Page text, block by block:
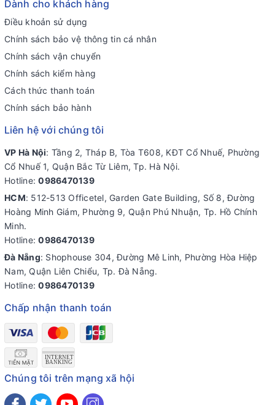
Dành cho khách hàng
Điều khoản sử dụng
Chính sách bảo vệ thông tin cá nhân
Chính sách vận chuyển
Chính sách kiểm hàng
Cách thức thanh toán
Chính sách bảo hành
Liên hệ với chúng tôi
VP Hà Nội: Tầng 2, Tháp B, Tòa T608, KĐT Cổ Nhuế, Phường
Cổ Nhuế 1, Quận Bắc Từ Liêm, Tp. Hà Nội.
Hotline:0986470139
HCM: 512-513 Officetel, Garden Gate Building, Số 8, Đường
Hoàng Minh Giám, Phường 9, Quận Phú Nhuận, Tp. Hồ Chính
Minh.
Hotline:0986470139
Đà Nẵng: Shophouse 304, Đường Mê Linh, Phường Hòa Hiệp
Nam, Quận Liên Chiểu, Tp. Đà Nẵng.
Hotline:0986470139
Chấp nhận thanh toán
Chúng tôi trên mạng xã hội